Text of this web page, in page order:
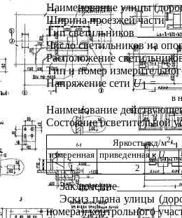
Наименование улицы
Ширина проезжей части
Тип светильников
Число светильников на
Расположение
Тип и номер
Напряжение сети U1=
в
Наименование
Состояние осветительной
Яркость, кд/м2
измеренная приведенная кUпот
1
2
Эскиз плана улицы
номера), контрольного